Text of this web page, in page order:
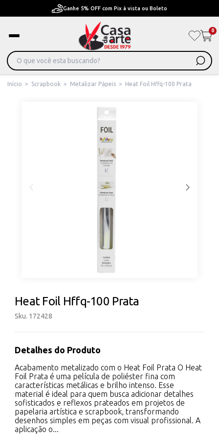
Ganhe 5% OFF com Pix à vista ou Boleto
0
Início > Scrapbook > Metalizar Pápeis > Heat Foil Hffq-100 Prata
Heat Foil Hffq-100 Prata
Sku. 172428
Detalhes do Produto
Acabamento metalizado com o Heat Foil Prata O Heat
Foil Prata é uma película de poliéster fina com
características metálicas e brilho intenso. Esse
material é ideal para quem busca adicionar detalhes
sofisticados e reflexos prateados em projetos de
papelaria artística e scrapbook, transformando
desenhos simples em peças com visual profissional. A
aplicação o...